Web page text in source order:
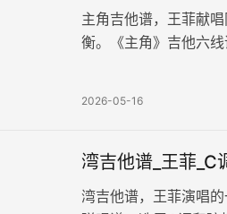
主角吉他谱，王菲献
衡。《主角》吉他六
2026-05-16
湾吉他谱_王菲_C
湾吉他谱，王菲演唱